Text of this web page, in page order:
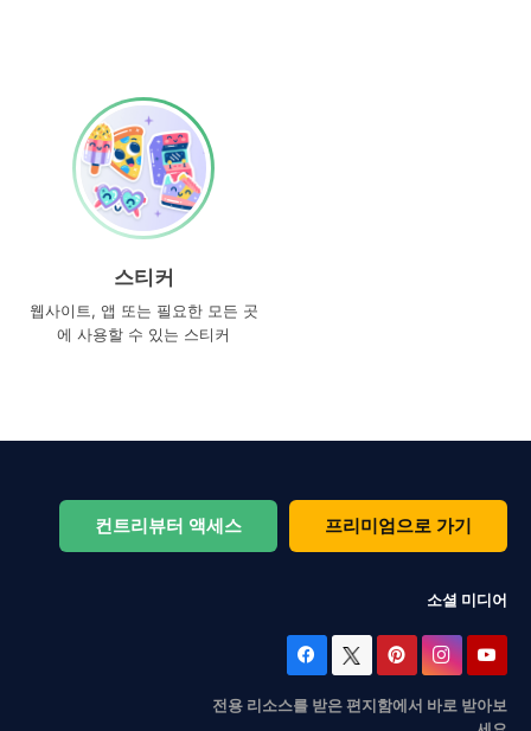
스티커
웹사이트, 앱 또는 필요한 모든 곳
에 사용할 수 있는 스티커
컨트리뷰터 액세스 프리미엄으로 가기
소셜 미디어
전용 리소스를 받은 편지함에서 바로 받아보